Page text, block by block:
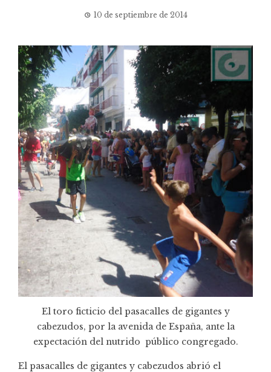
10 de septiembre de 2014
El toro ficticio del pasacalles de gigantes y
cabezudos, por la avenida de España, ante la
expectación del nutrido público congregado.
El pasacalles de gigantes y cabezudos abrió el